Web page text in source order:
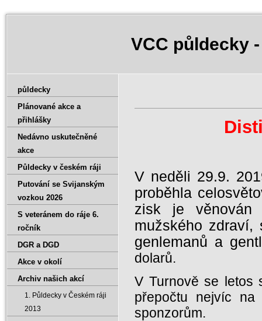
VCC půldecky
V neděli 29.9.
proběhla
zisk je věnován
mužského zdraví,
genlemanů a
dolarů.
V Turnově se letos
přepočtu nejvíc
sponzorům.
půldecky
Plánované akce a
přihlášky
Nedávno uskutečněné
akce
Půldecky v českém ráji
Putování se Svijanským
vozkou 2026
S veteránem do ráje 6.
ročník
DGR a DGD
Akce v okolí
Archiv našich akcí
1. Půldecky v Českém ráji
2013